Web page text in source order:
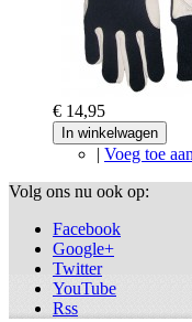
€ 14,95
In winkelwagen
| Voeg toe
Volg ons nu ook op:
Facebook
Google+
Twitter
YouTube
Rss